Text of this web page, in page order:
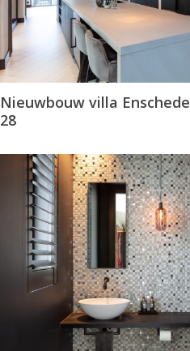
Nieuwbouw villa Enschede
28